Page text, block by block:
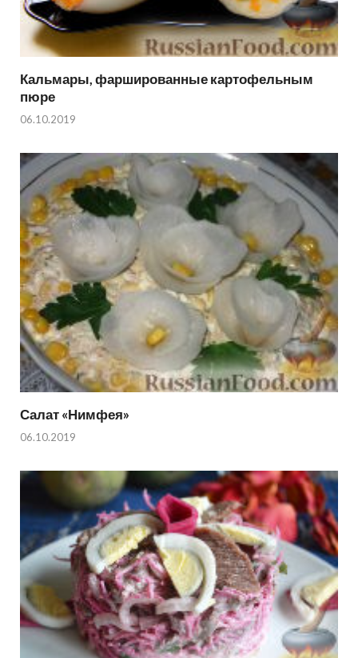
Кальмары, фаршированные картофельным
пюре
06.10.2019
Салат «Нимфея»
06.10.2019